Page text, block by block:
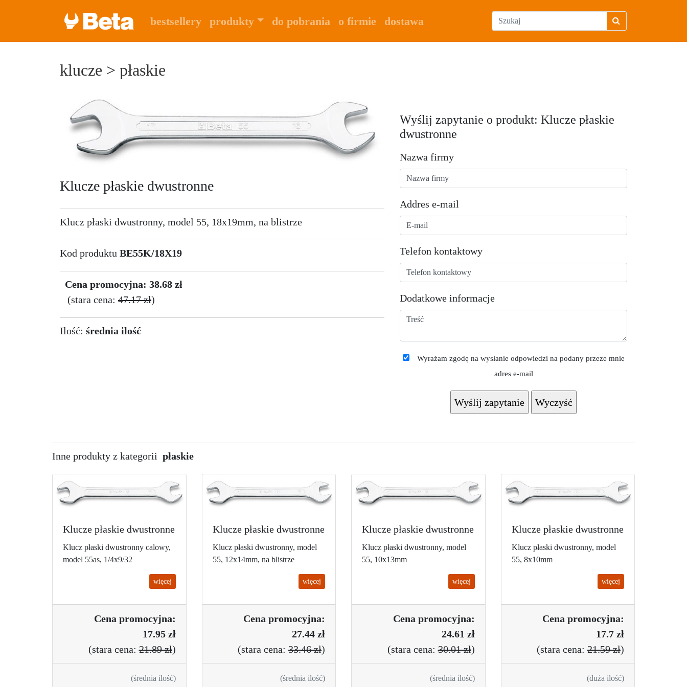
bestsellery produkty do pobrania o firmie dostawa
klucze > płaskie
Klucze płaskie dwustronne
Klucz płaski dwustronny, model 55, 18x19mm, na blistrze
Kod produktu BE55K/18X19
Cena promocyjna: 38.68 zł
(stara cena: 47.17 zł)
Ilość: średnia ilość
Wyślij zapytanie o produkt: Klucze płaskie
dwustronne
Nazwa firmy
Addres e-mail
Telefon kontaktowy
Dodatkowe informacje
Wyrażam zgodę na wysłanie odpowiedzi na podany przeze mnie
adres e-mail
Inne produkty z kategorii płaskie
Klucze płaskie dwustronne
Klucz płaski dwustronny calowy,
model 55as, 1/4x9/32
więcej
Cena promocyjna:
17.95 zł
(stara cena:21.89 zł)
(średnia ilość)
Klucze płaskie dwustronne
Klucz płaski dwustronny, model
55, 12x14mm, na blistrze
więcej
Cena promocyjna:
27.44 zł
(stara cena: 33.46 zł)
(średnia ilość)
Klucze płaskie dwustronne
Klucz płaski dwustronny, model
55, 10x13mm
więcej
Cena promocyjna:
24.61 zł
(stara cena:30.01 zł)
(średnia ilość)
Klucze płaskie dwustronne
Klucz płaski dwustronny, model
55, 8x10mm
więcej
Cena promocyjna:
17.7 zł
(stara cena: 21.59 zł)
(duża ilość)